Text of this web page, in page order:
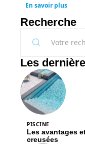
En savoir plus
Recherche
Les
PISCINE
Les avantages
creusées